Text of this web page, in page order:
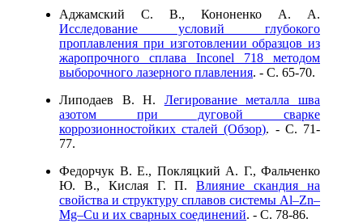
Аджамский С. В., Кононенко А. А.
Исследование условий глубокого
проплавления при изготовлении образцов из
жаропрочного сплава Inconel 718 методом
выборочного лазерного плавления. - C. 65-70.
Липодаев В. Н. Легирование металла шва
азотом при дуговой сварке
коррозионностойких сталей (Обзор). - C. 71-
77.
Федорчук В. Е., Покляцкий А. Г., Фальченко
Ю. В., Кислая Г. П.Влияние скандия на
свойства и структуру сплавов системы Al–Zn–
Mg–Cu и их сварных соединений. - C. 78-86.